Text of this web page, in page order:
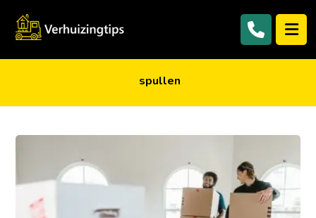
spullen